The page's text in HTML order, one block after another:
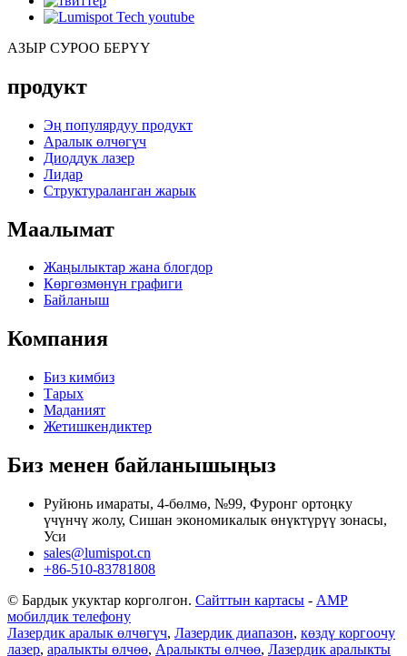
АЗЫР СУРОО БЕРҮҮ
продукт
Эң популярдуу продукт
Аралык өлчөгүч
Диоддук лазер
Лидар
Структураланган жарык
Маалымат
Жаңылыктар жана блогдор
Көргөзмөнүн графиги
Байланыш
Компания
Биз кимбиз
Тарых
Маданият
Жетишкендиктер
Биз менен байланышыңыз
Руйюнь имараты, 4-бөлмө, №99, Фуронг ортоңку
үчүнчү жолу, Сишан экономикалык өнүктүрүү зонасы,
Уси
sales@lumispot.cn
+86-510-83781808
© Бардык укуктар корголгон. Сайттын картасы - AMP
мобилдик телефону
Лазердик аралык өлчөгүч, Лазердик диапазон, көздү коргоочу
лазер, аралыкты өлчөө, Аралыкты өлчөө, Лазердик аралыкты